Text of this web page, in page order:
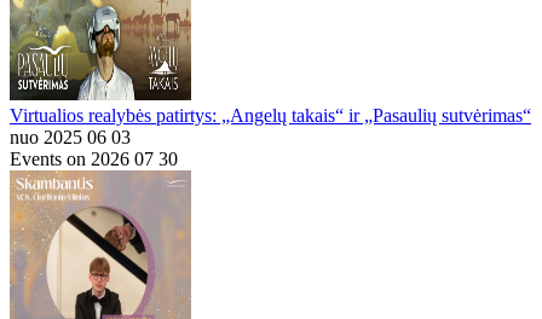
Virtualios realybės patirtys: „Angelų takais“ ir „Pasaulių sutvėrimas“
nuo 2025 06 03
Events on 2026 07 30